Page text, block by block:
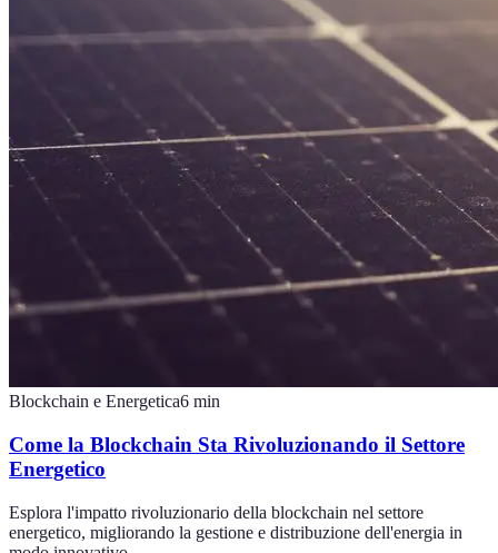
Blockchain e Energetica6 min
Come la Blockchain Sta Rivoluzionando il Settore
Energetico
Esplora l'impatto rivoluzionario della blockchain nel settore
energetico, migliorando la gestione e distribuzione dell'energia in